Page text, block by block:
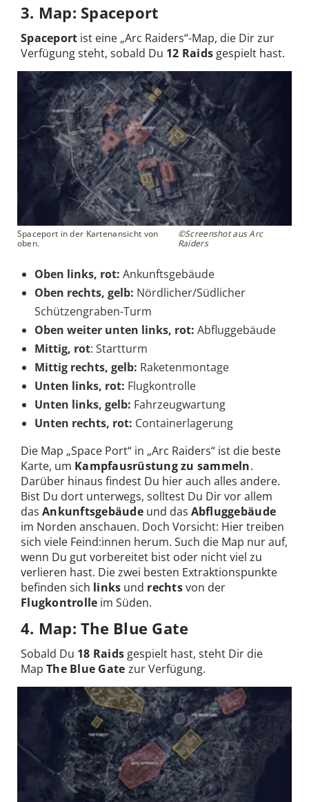
3. Map: Spaceport
Spaceport ist eine „Arc Raiders“-Map, die Dir zur
Verfügung steht, sobald Du 12 Raids gespielt hast.
Spaceport in der Kartenansicht von
oben.
©Screenshot aus Arc
Raiders
Oben links, rot: Ankunftsgebäude
Oben rechts, gelb: Nördlicher/Südlicher
Schützengraben-Turm
Oben weiter unten links, rot: Abfluggebäude
Mittig, rot: Startturm
Mittig rechts, gelb: Raketenmontage
Unten links, rot: Flugkontrolle
Unten links, gelb: Fahrzeugwartung
Unten rechts, rot: Containerlagerung
Die Map „Space Port“ in „Arc Raiders“ ist die beste
Karte, um Kampfausrüstung zu sammeln.
Darüber hinaus findest Du hier auch alles andere.
Bist Du dort unterwegs, solltest Du Dir vor allem
das Ankunftsgebäudeund das Abfluggebäude
im Norden anschauen. Doch Vorsicht: Hier treiben
sich viele Feind:innen herum. Such die Map nur auf,
wenn Du gut vorbereitet bist oder nicht viel zu
verlieren hast. Die zwei besten Extraktionspunkte
befinden sich links und rechtsvon der
Flugkontrolle im Süden.
4. Map: The Blue Gate
Sobald Du 18 Raids gespielt hast, steht Dir die
Map The Blue Gate zur Verfügung.